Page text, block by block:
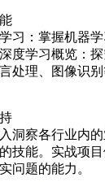
习：掌握机器
度学习概览：
处理、图像识别
洞察各行业内
技能。实战项
问题的能力。